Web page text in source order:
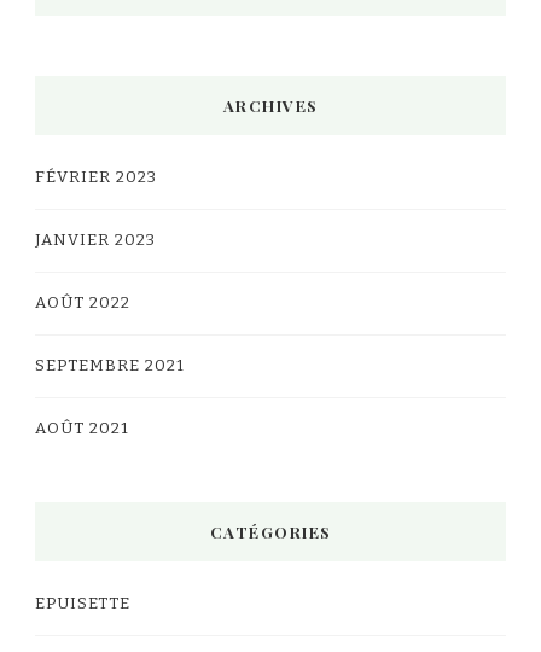
ARCHIVES
FÉVRIER 2023
JANVIER 2023
AOÛT 2022
SEPTEMBRE 2021
AOÛT 2021
CATÉGORIES
EPUISETTE